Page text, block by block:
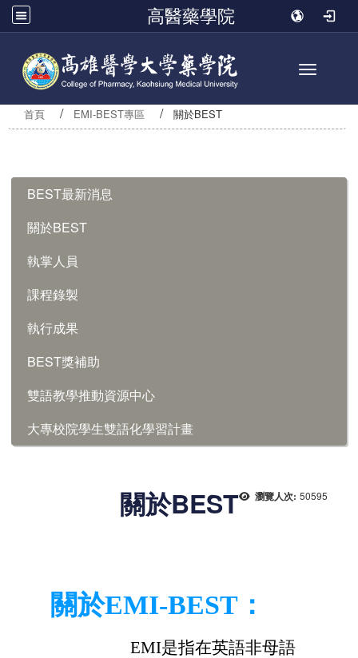
高醫藥學院
Toggle
首頁 EMI-BEST專區 關於BEST
BEST最新消息
關於BEST
執掌人員
課程錄製
執行成果
BEST獎補助
雙語教學推動資源中心
大專校院學生雙語化學習計畫
瀏覽人次: 50595
關於BEST
關於EMI-BEST：
EMI是指在英語非母語